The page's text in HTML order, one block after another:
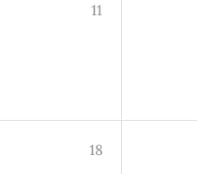
11
18